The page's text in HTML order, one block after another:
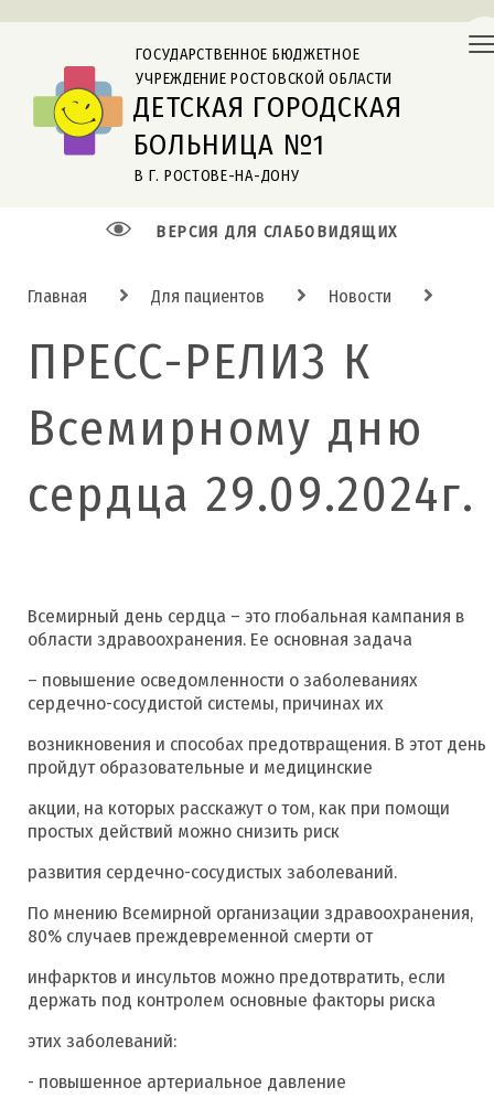
ДЕТСКАЯ ГОРОДСКАЯ
В Г. РОСТОВЕ-НА-ДОНУ
ГОСУДАРСТВЕННОЕ БЮДЖЕТНОЕ
УЧРЕЖДЕНИЕ РОСТОВСКОЙ ОБЛАСТИ
БОЛЬНИЦА №1
ВЕРСИЯ ДЛЯ СЛАБОВИДЯЩИХ
Главная Для пациентов Новости
ПРЕСС-РЕЛИЗ К
Всемирному дню
сердца 29.09.2024г.
Всемирный день сердца – это глобальная кампания в
области здравоохранения. Ее основная задача
– повышение осведомленности о заболеваниях
сердечно-сосудистой системы, причинах их
возникновения и способах предотвращения. В этот день
пройдут образовательные и медицинские
акции, на которых расскажут о том, как при помощи
простых действий можно снизить риск
развития сердечно-сосудистых заболеваний.
По мнению Всемирной организации здравоохранения,
80% случаев преждевременной смерти от
инфарктов и инсультов можно предотвратить, если
держать под контролем основные факторы риска
этих заболеваний:
- повышенное артериальное давление